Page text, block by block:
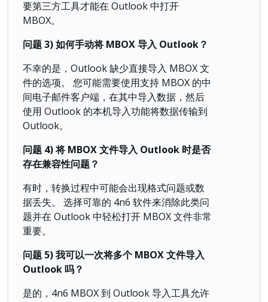
要第三方工具才能在 Outlook 中打开
MBOX。
问题3)如何手动将 MBOX导入 Outlook？
不幸的是，Outlook 缺少直接导入 MBOX 文
件的选项。 您可能需要使用支持 MBOX 的中
间电子邮件客户端，在其中导入数据，然后
使用 Outlook 的本机导入功能将数据传输到
Outlook。
问题 4)将 MBOX文件导入 Outlook 时是否
存在兼容性问题？
有时，转换过程中可能会出现格式问题或数
据丢失。 选择可靠的 4n6 软件来消除此类问
题并在 Outlook 中轻松打开 MBOX 文件非常
重要。
问题 5)我可以一次将多个 MBOX文件导入
Outlook吗？
是的，4n6 MBOX 到 Outlook 导入工具允许